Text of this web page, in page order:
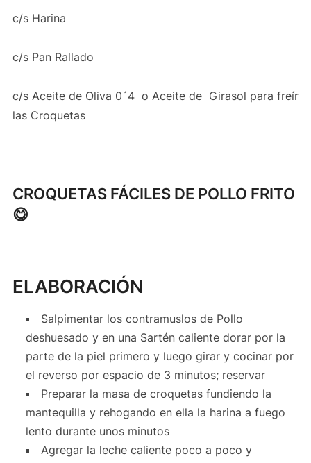
c/s Harina
c/s Pan Rallado
c/s Aceite de Oliva 0´4 o Aceite de Girasol para freír
las Croquetas
CROQUETAS FÁCILES DE POLLO FRITO
😋
ELABORACIÓN
Salpimentar los contramuslos de Pollo
deshuesado y en una Sartén caliente dorar por la
parte de la piel primero y luego girar y cocinar por
el reverso por espacio de 3 minutos; reservar
Preparar la masa de croquetas fundiendo la
mantequilla y rehogando en ella la harina a fuego
lento durante unos minutos
Agregar la leche caliente poco a poco y